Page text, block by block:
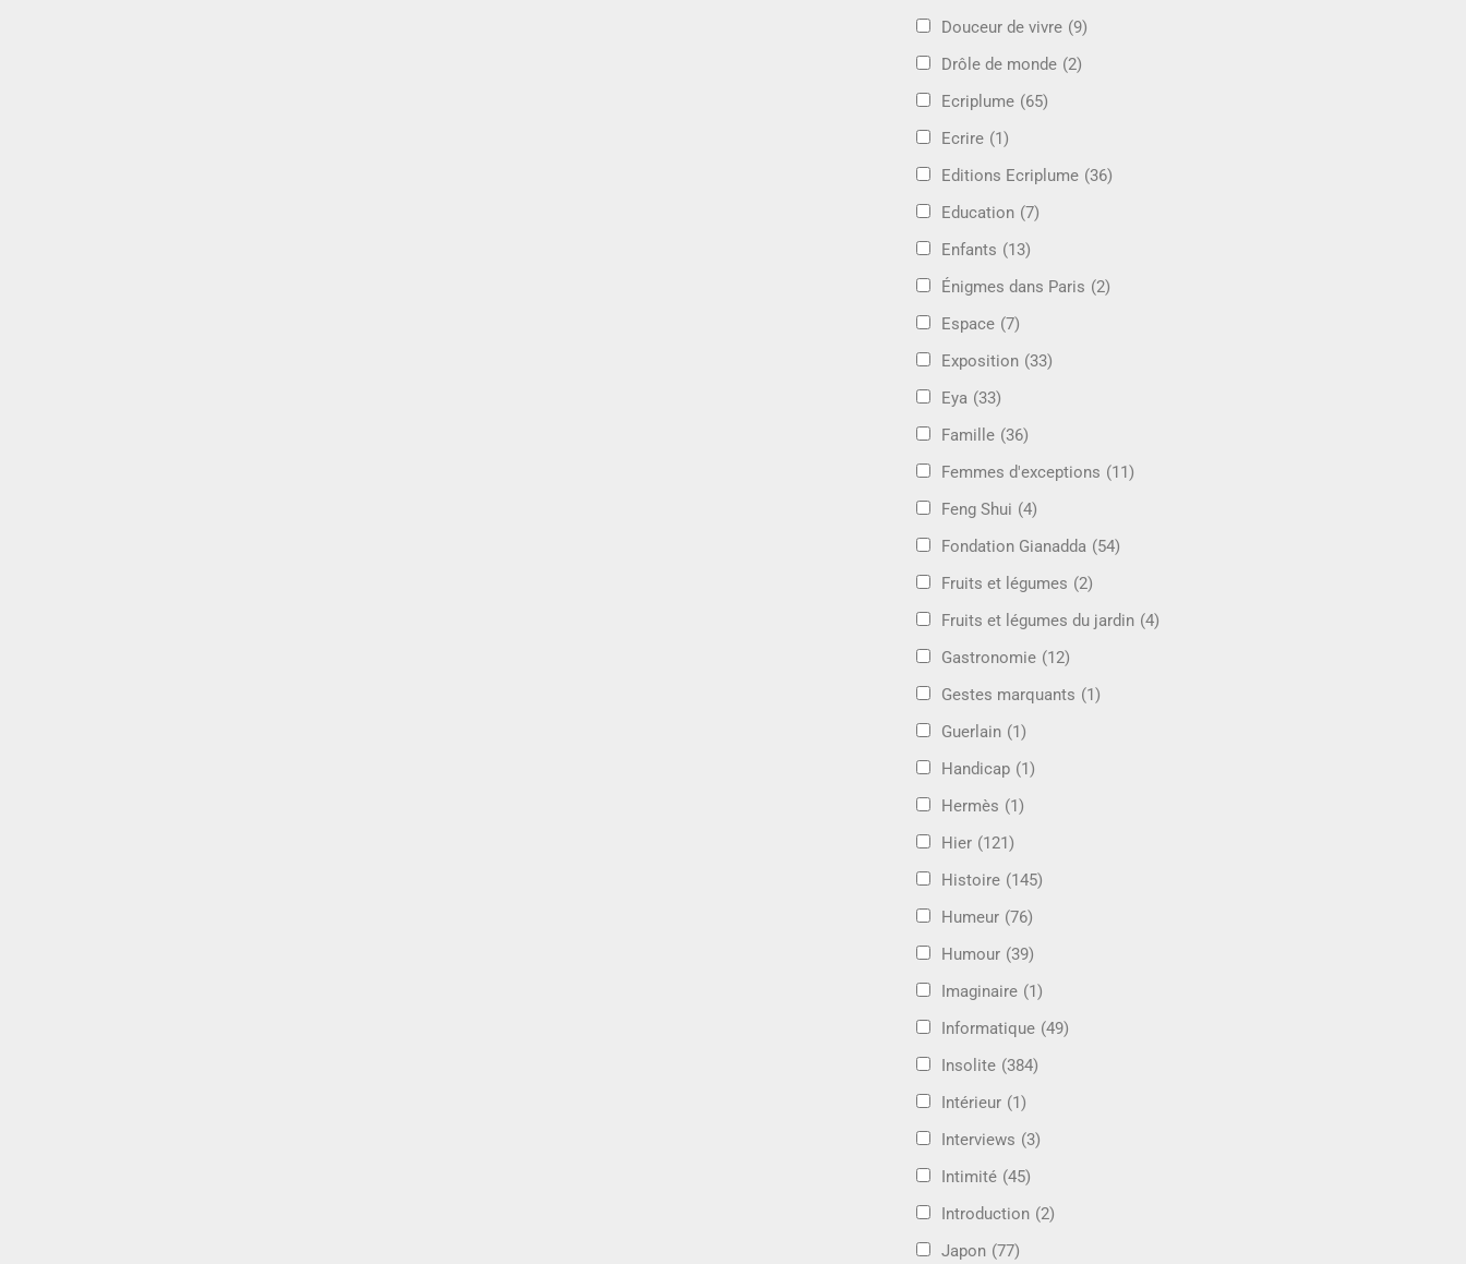
Douceur de vivre (9)
Drôle de monde (2)
Ecriplume (65)
Ecrire (1)
Editions Ecriplume (36)
Education (7)
Enfants (13)
Énigmes dans Paris (2)
Espace (7)
Exposition (33)
Eya (33)
Famille (36)
Femmes d'exceptions (11)
Feng Shui (4)
Fondation Gianadda (54)
Fruits et légumes (2)
Fruits et légumes du jardin (4)
Gastronomie (12)
Gestes marquants (1)
Guerlain (1)
Handicap (1)
Hermès (1)
Hier (121)
Histoire (145)
Humeur (76)
Humour (39)
Imaginaire (1)
Informatique (49)
Insolite (384)
Intérieur (1)
Interviews (3)
Intimité (45)
Introduction (2)
Japon (77)